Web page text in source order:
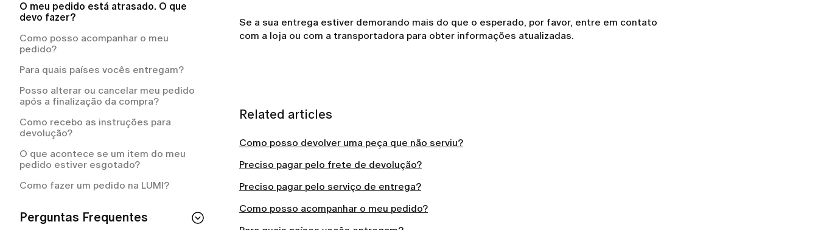
O meu pedido está atrasado. O que
devo fazer?
Como posso acompanhar o meu
pedido?
Para quais países vocês entregam?
Posso alterar ou cancelar meu pedido
após a finalização da compra?
Como recebo as instruções para
devolução?
O que acontece se um item do meu
pedido estiver esgotado?
Como fazer um pedido na LUMI?
Perguntas Frequentes
Se a sua entrega estiver demorando mais do que o esperado, por favor, entre em contato
com a loja ou com a transportadora para obter informações atualizadas.
Related articles
Como posso devolver uma peça que não serviu?
Preciso pagar pelo frete de devolução?
Preciso pagar pelo serviço de entrega?
Como posso acompanhar o meu pedido?